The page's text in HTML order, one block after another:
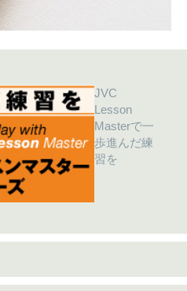
JVC
Lesson
Masterで一
歩進んだ練
習を